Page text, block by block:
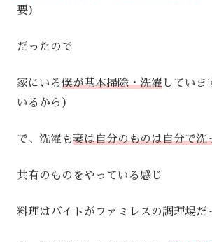
要）
だったので
家にいる僕が基本掃除・洗濯 していま
いるから）
で、洗濯も妻は自分のものは自分で洗
共有のものをやっている感じ
料理はバイトがファミレスの調理場だ